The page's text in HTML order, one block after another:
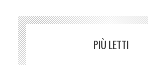
PIÙ LETTI